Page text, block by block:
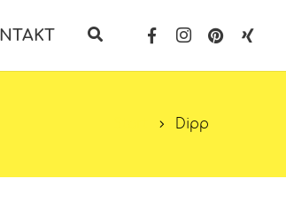
Dipp